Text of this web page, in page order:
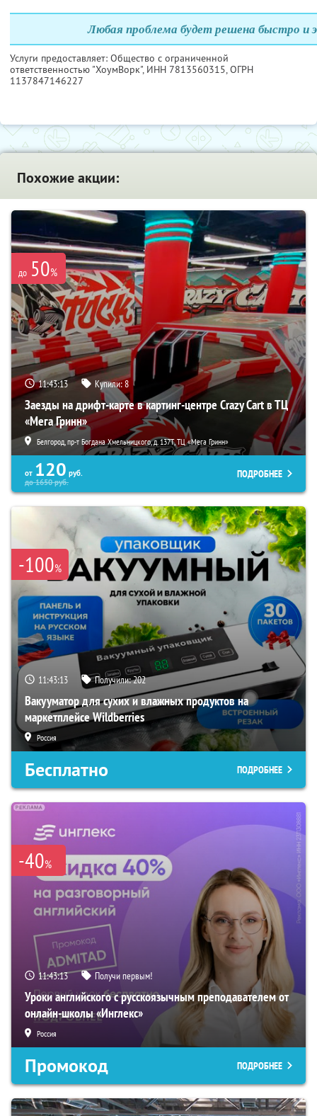
Любая проблема будет решена быстро и
Услуги предоставляет: Общество с ограниченной
ответственностью "ХоумВорк", ИНН 7813560315, ОГРН
1137847146227
Похожие акции:
до 50%
11:43:11 Купили:8
Заезды на дрифт-карте в картинг-центре Crazy Cart в ТЦ
«Мега Гринн»
Белгород, пр-т Богдана Хмельницкого, д. 137Т, ТЦ «Мега Гринн»
от 120 руб.
до1650руб.
ПОДРОБНЕЕ
-100%
11:43:11 Получили:202
Вакууматор для сухих и влажных продуктов на
маркетплейсе Wildberries
Россия
Бесплатно ПОДРОБНЕЕ
-40%
11:43:11 Получи первым!
Уроки английского с русскоязычным преподавателем от
онлайн-школы «Инглекс»
Россия
Промокод ПОДРОБНЕЕ